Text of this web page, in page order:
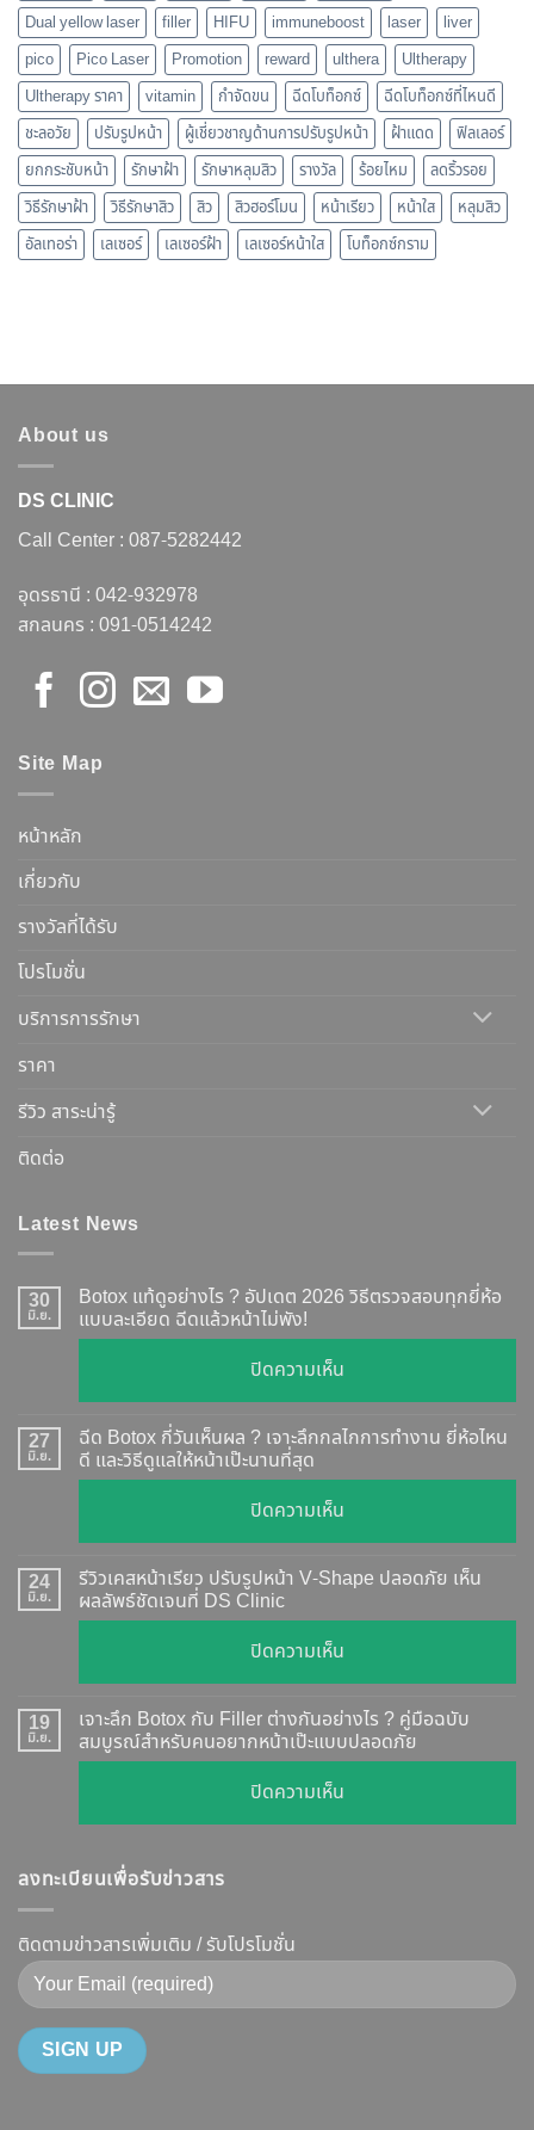
Dual yellow laser
filler HIFU immuneboost laser
liver
pico
Pico Laser Promotion reward ulthera
Ultherapy
Ultherapy ราคา
vitamin กำจัดขน ฉีดโบท็อกซ์
ฉีดโบท็อกซ์ที่ไหนดี
ชะลอวัย
ปรับรูปหน้า ผู้เชี่ยวชาญด้านการปรับรูปหน้า ฝ้าแดด
ฟิลเลอร์
ยกกระชับหน้า
รักษาฝ้า รักษาหลุมสิว รางวัล ร้อยไหม
ลดริ้วรอย
วิธีรักษาฝ้า
วิธีรักษาสิว สิว สิวฮอร์โมน หน้าเรียว หน้าใส
หลุมสิว
อัลเทอร่า
เลเซอร์ เลเซอร์ฝ้า เลเซอร์หน้าใส โบท็อกซ์กราม
About us
DS CLINIC
Call Center : 087-5282442
อุดรธานี : 042-932978
สกลนคร : 091-0514242
Site Map
หน้าหลัก
เกี่ยวกับ
รางวัลที่ได้รับ
โปรโมชั่น
บริการการรักษา
ราคา
รีวิว สาระน่ารู้
ติดต่อ
Latest News
30
มิ.ย.
Botox แท้ดูอย่างไร ? อัปเดต 2026 วิธีตรวจสอบทุกยี่ห้อ
แบบละเอียด ฉีดแล้วหน้าไม่พัง!
ปิดความเห็น
Botox
แท้
อย่างไร
อัปเดต
2026
ยี่ห้อ
แบบ
27
มิ.ย.
ฉีด Botox กี่วันเห็นผล ? เจาะลึกกลไกการทำงาน ยี่ห้อไหน
ดี และวิธีดูแลให้หน้าเป๊ะนานที่สุด
ปิดความเห็น
ฉีด
Botox
วัน
ผล
?
เจาะ
ดี
วิธี
24
มิ.ย.
รีวิวเคสหน้าเรียว ปรับรูปหน้า V-Shape ปลอดภัย เห็น
ผลลัพธ์ชัดเจนที่ DS Clinic
ปิดความเห็น
รีวิว
เคส
หน้า
เรียว
รูป
ผลลัพธ์
19
มิ.ย.
เจาะลึก Botox กับ Filler ต่างกันอย่างไร ? คู่มือฉบับ
สมบูรณ์สำหรับคนอยากหน้าเป๊ะแบบปลอดภัย
ปิดความเห็น
เจาะ
ต่าง
ลงทะเบียนเพื่อรับข่าวสาร
ติดตามข่าวสารเพิ่มเติม / รับโปรโมชั่น